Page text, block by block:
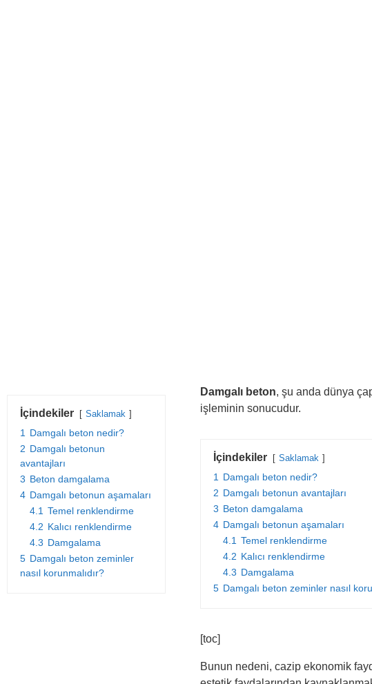
İçindekiler Saklamak
1
Damgalı beton nedir?
2 Damgalı betonun
avantajları
3 Beton damgalama
4 Damgalı betonun aşamaları
4.1 Temel renklendirme
4.2 Kalıcı renklendirme
4.3 Damgalama
5 Damgalı beton zeminler
nasıl korunmalıdır?
Damgalı beton, şu anda dünya
işleminin sonucudur.
İçindekiler Saklamak
1
Damgalı beton nedir?
2 Damgalı betonun avantajları
3 Beton damgalama
4 Damgalı betonun aşamaları
4.1 Temel renklendirme
4.2 Kalıcı renklendirme
4.3 Damgalama
5 Damgalı beton zeminler nasıl
[toc]
Bunun nedeni, cazip ekonomik